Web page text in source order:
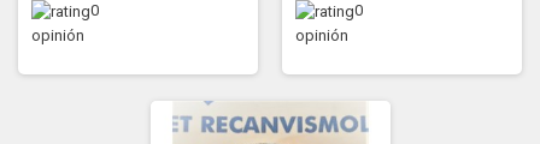
0
opinión
0
opinión